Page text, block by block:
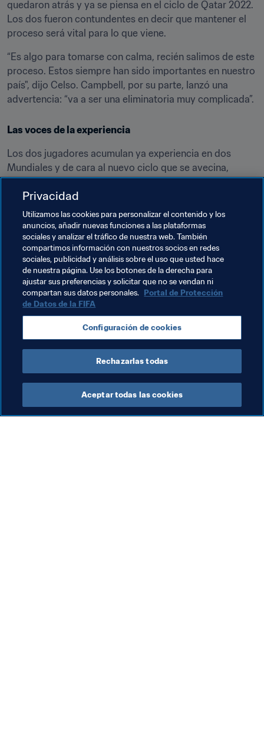
quedaron atrás y ya se piensa en el ciclo de Qatar 2022.
Los dos fueron contundentes en decir que mantener el
proceso será vital para lo que viene.
“Es algo para tomarse con calma, recién salimos de este
proceso. Estos siempre han sido importantes en nuestro
país", dijo Celso. Campbell, por su parte, lanzó una
advertencia: “va a ser una eliminatoria muy complicada”.
Las voces de la experiencia
Los dos jugadores acumulan ya experiencia en dos
Mundiales y de cara al nuevo ciclo que se avecina,
consideran que debe existir una apertura al aprendizaje
y el mejoramiento.
“Desde Brasil yo siempre busqué ser un líder positivo
Campbell, quien desea transmitir sus conocimientos a
la siguiente generación de jugadores costarricenses
Celso, por su lado, enfatizó que “todos vamos
acumulando experiencias, partidos” y ese rol será
fundamental para pensar en lo que sigue.
Rusia 2018 ya es pasado. Es hora de reflexionar sobre la
experiencia, buscar la enseñanza y mirar hacia delante.
Qatar 2022 espera ya a los Ticos.
Privacidad
Utilizamos las cookies para personalizar el contenido y los
anuncios, añadir nuevas funciones a las plataformas
sociales y analizar el tráfico de nuestra web. También
compartimos información con nuestros socios en redes
sociales, publicidad y análisis sobre el uso que usted hace
de nuestra página. Use los botones de la derecha para
ajustar sus preferencias y solicitar que no se vendan ni
compartan sus datos personales. Portal de Protección
de Datos de la FIFA
Configuración de cookies
Rechazarlas todas
Aceptar todas las cookies